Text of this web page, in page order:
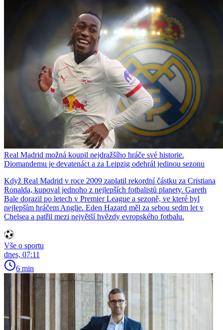
Real Madrid možná koupil nejdražšího hráče své historie.
Diomandemu je devatenáct a za Leipzig odehrál jedinou sezonu
Když Real Madrid v roce 2009 zaplatil rekordní částku za Cristiana
Ronalda, kupoval jednoho z nejlepších fotbalistů planety. Gareth
Bale dorazil po letech v Premier League a sezoně, ve které byl
nejlepším hráčem Anglie. Eden Hazard měl za sebou sedm let v
Chelsea a patřil mezi největší hvězdy evropského fotbalu.
Vše o sportu
dnes, 07:11
6 min